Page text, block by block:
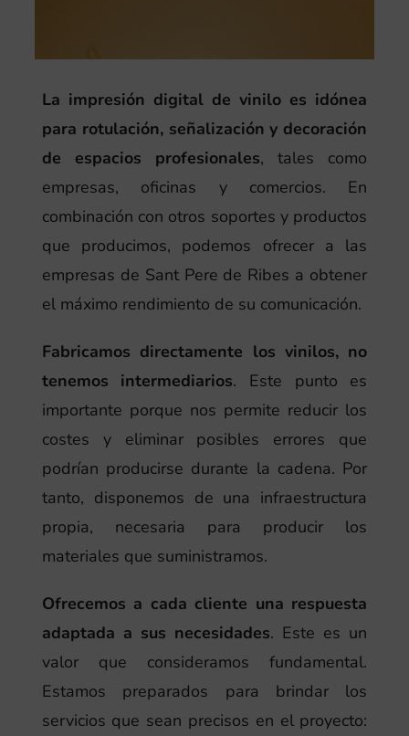
La impresión digital de vinilo es idónea
para rotulación, señalización y decoración
de espacios profesionales, tales como
empresas, oficinas y comercios. En
combinación con otros soportes y productos
que producimos, podemos ofrecer a las
empresas de Sant Pere de Ribes a obtener
el máximo rendimiento de su comunicación.
Fabricamos directamente los vinilos, no
tenemos intermediarios. Este punto es
importante porque nos permite reducir los
costes y eliminar posibles errores que
podrían producirse durante la cadena. Por
tanto, disponemos de una infraestructura
propia, necesaria para producir los
materiales que suministramos.
Ofrecemos a cada cliente una respuesta
adaptada a sus necesidades. Este es un
valor que consideramos fundamental.
Estamos preparados para brindar los
servicios que sean precisos en el proyecto: